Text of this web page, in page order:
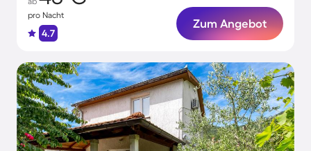
pro Nacht
4.7
Zum Angebot